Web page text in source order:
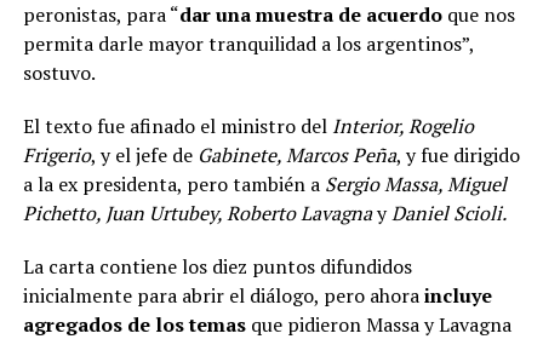
peronistas, para “dar una muestra de acuerdoque nos
permita darle mayor tranquilidad a los argentinos”,
sostuvo.
El texto fue afinado el ministro del Interior, Rogelio
Frigerio, y el jefe de Gabinete, Marcos Peña, y fue dirigido
a la ex presidenta, pero también a Sergio Massa, Miguel
Pichetto, Juan Urtubey, Roberto LavagnayDaniel Scioli.
La carta contiene los diez puntos difundidos
inicialmente para abrir el diálogo, pero ahoraincluye
agregados de los temas que pidieron Massa y Lavagna